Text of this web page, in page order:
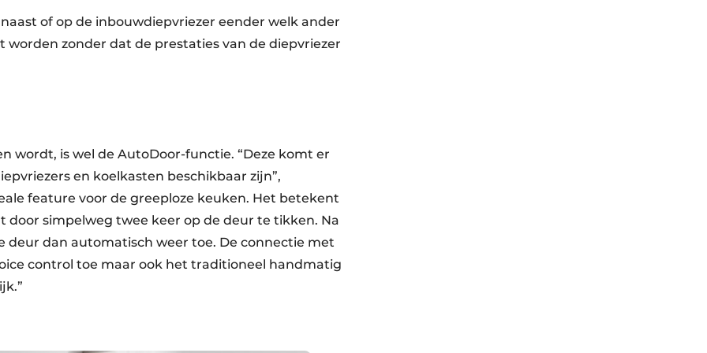
of op de inbouwdiepvriezer eender welk ander
zonder dat de prestaties van de diepvriezer
wordt, is wel de AutoDoor-functie. “Deze komt er
en koelkasten beschikbaar zijn”,
feature voor de greeploze keuken. Het betekent
door simpelweg twee keer op de deur te tikken. Na
deur dan automatisch weer toe. De connectie met
control toe maar ook het traditioneel handmatig